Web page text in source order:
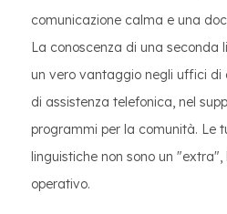
comunicazione calma e una
La conoscenza di una seconda
un vero vantaggio negli uffici di
di assistenza telefonica, nel
programmi per la comunità. Le
linguistiche non sono un "extra",
operativo.